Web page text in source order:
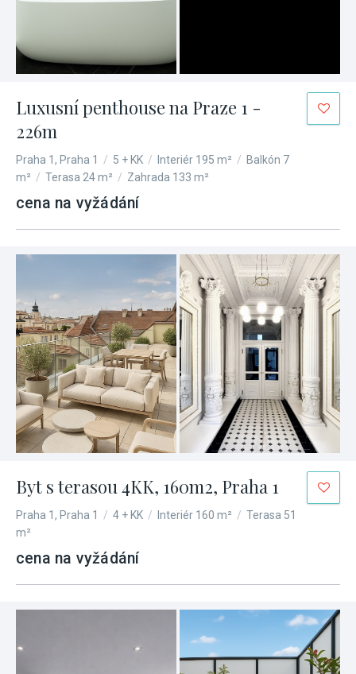
Luxusní penthouse na Praze 1 -
226m
Praha 1, Praha 1 / 5 + KK / Interiér 195 m² / Balkón 7
m² / Terasa 24 m² / Zahrada 133 m²
cena na vyžádání
Byt s terasou 4KK, 160m2, Praha 1
Praha 1, Praha 1 / 4 + KK / Interiér 160 m² / Terasa 51
m²
cena na vyžádání